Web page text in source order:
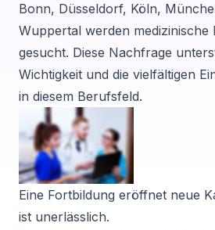
Bonn, Düsseldorf, Köln,
Wuppertal werden medizinische
gesucht. Diese Nachfrage
Wichtigkeit und die vielfältigen
in diesem Berufsfeld.
Eine Fortbildung eröffnet neue
ist unerlässlich.